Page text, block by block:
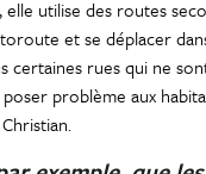
utilise des routes
et se déplacer
certaines rues qui ne
problème aux